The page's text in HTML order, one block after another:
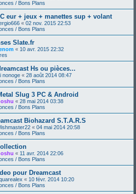
/ Bons Plans
eur + jeux + manettes sup + volant
« 02 nov. 2015 22:53
/ Bons Plans
Slate.fr
« 10 avr. 2015 22:32
Hs ou pièces...
nonoge « 28 août 2014 08:47
/ Bons Plans
Slug 3 PC & Android
« 28 mai 2014 03:38
/ Bons Plans
Biohazard S.T.A.R.S
« 04 mai 2014 20:58
/ Bons Plans
« 11 avr. 2014 22:06
/ Bons Plans
pour Dreamcast
« 10 févr. 2014 10:20
/ Bons Plans